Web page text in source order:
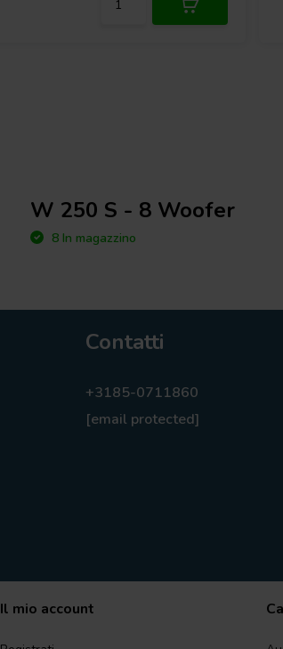
W 250 S - 8 Woofer
8 In magazzino
Contatti
+3185-0711860
[email protected]
Il mio account